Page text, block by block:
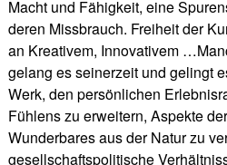
Macht und Fähigkeit, eine
deren Missbrauch. Freiheit der
an Kreativem, Innovativem
gelang es seinerzeit und gelingt
Werk, den persönlichen
Fühlens zu erweitern, Aspekte
Wunderbares aus der Natur zu
gesellschaftspolitische